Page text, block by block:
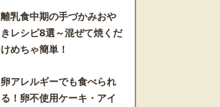
離乳食中期の手づかみおや
きレシピ8選～混ぜて焼くだ
けめちゃ簡単！
卵アレルギーでも食べられ
る！卵不使用ケーキ・アイ